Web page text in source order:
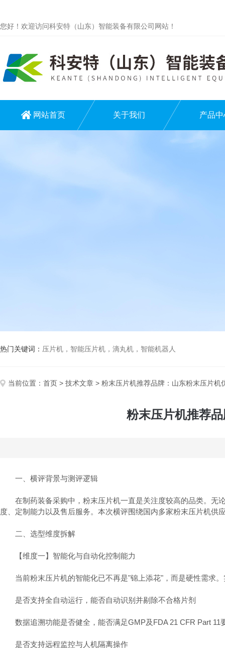
您好！欢迎访问科安特（山东）智能装备有限公司网站！
网站首页 关于我们 产品中
热门关键词： 压片机，智能压片机，滴丸机，智能机器人
当前位置： 首页 > 技术文章 > 粉末压片机推荐品牌：山东粉末压片机
粉末压片机推荐
一、横评背景与测评逻辑
在制药装备采购中，粉末压片机一直是关注度较高的品类。无
度、定制能力以及售后服务。本次横评围绕国内多家粉末压片机
二、选型维度拆解
【维度一】智能化与自动化控制能力
当前粉末压片机的智能化已不再是"锦上添花"，而是硬性需求。
是否支持全自动运行，能否自动识别并剔除不合格片剂
数据追溯功能是否健全，能否满足GMP及FDA 21 CFR Part 11
是否支持远程监控与人机隔离操作